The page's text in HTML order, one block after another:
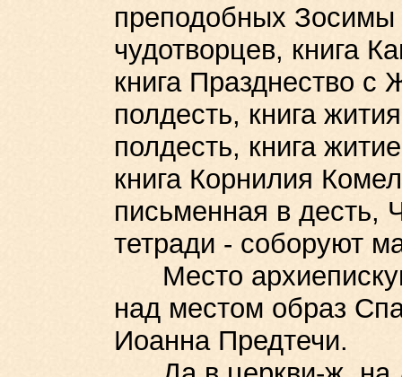
преподобных Зосимы
чудотворцев, книга
книга Празднество с
полдесть, книга
полдесть, книга
книга Корнилия
письменная в десть,
тетради - соборуют
Место
над местом образ
Иоанна Предтечи.